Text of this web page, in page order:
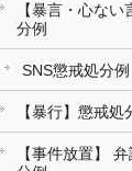
【暴言・心な
分例
SNS懲戒処分例
【暴行】懲戒処
【事件放置】